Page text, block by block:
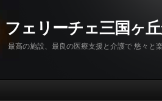
フェリーチェ三国ヶ
最高の施設、最良の医療支援と介護で 悠々と